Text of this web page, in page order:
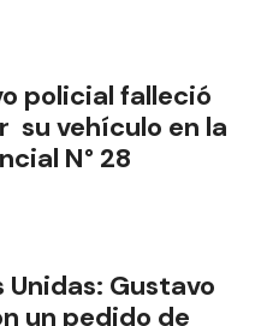
policial falleció
su vehículo en la
N° 28
Unidas: Gustavo
un pedido de